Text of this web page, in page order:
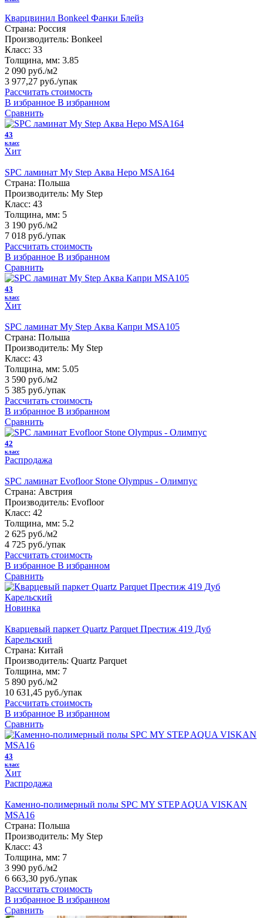
Кварцвинил Bonkeel Фанки Блейз
Страна: Россия
Производитель: Bonkeel
Класс: 33
Толщина, мм: 3.85
2 090 руб./м2
3 977,27 руб./упак
Рассчитать стоимость
В избранное В избранном
Сравнить
43
класс
Хит
SPC ламинат My Step Аква Неро MSA164
Страна: Польша
Производитель: My Step
Класс: 43
Толщина, мм: 5
3 190 руб./м2
7 018 руб./упак
Рассчитать стоимость
В избранное В избранном
Сравнить
43
класс
Хит
SPC ламинат My Step Аква Капри MSA105
Страна: Польша
Производитель: My Step
Класс: 43
Толщина, мм: 5.05
3 590 руб./м2
5 385 руб./упак
Рассчитать стоимость
В избранное В избранном
Сравнить
42
класс
Распродажа
SPC ламинат Evofloor Stone Olympus - Олимпус
Страна: Австрия
Производитель: Evofloor
Класс: 42
Толщина, мм: 5.2
2 625 руб./м2
4 725 руб./упак
Рассчитать стоимость
В избранное В избранном
Сравнить
Новинка
Кварцевый паркет Quartz Parquet Престиж 419 Дуб
Карельский
Страна: Китай
Производитель: Quartz Parquet
Толщина, мм: 7
5 890 руб./м2
10 631,45 руб./упак
Рассчитать стоимость
В избранное В избранном
Сравнить
43
класс
Хит
Распродажа
Каменно-полимерный полы SPC MY STEP AQUA VISKAN
MSA16
Страна: Польша
Производитель: My Step
Класс: 43
Толщина, мм: 7
3 990 руб./м2
6 663,30 руб./упак
Рассчитать стоимость
В избранное В избранном
Сравнить